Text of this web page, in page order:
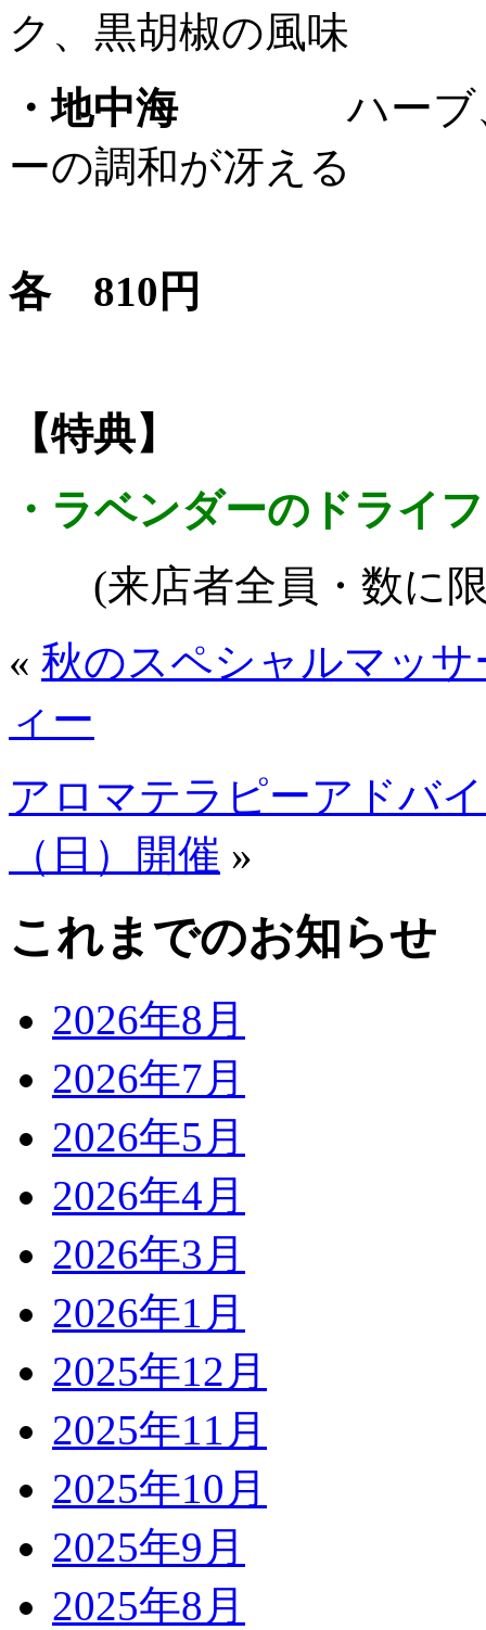
ク、黒胡椒の風味
・地中海
ハー
ーの調和が冴える
各 810円
【特典】
・ラベンダーのドライ
(来店者全員・数に
« 秋のスペシャルマッ
ィー
アロマテラピーアドバ
（日）開催 »
これまでのお知らせ
2026年8月
2026年7月
2026年5月
2026年4月
2026年3月
2026年1月
2025年12月
2025年11月
2025年10月
2025年9月
2025年8月